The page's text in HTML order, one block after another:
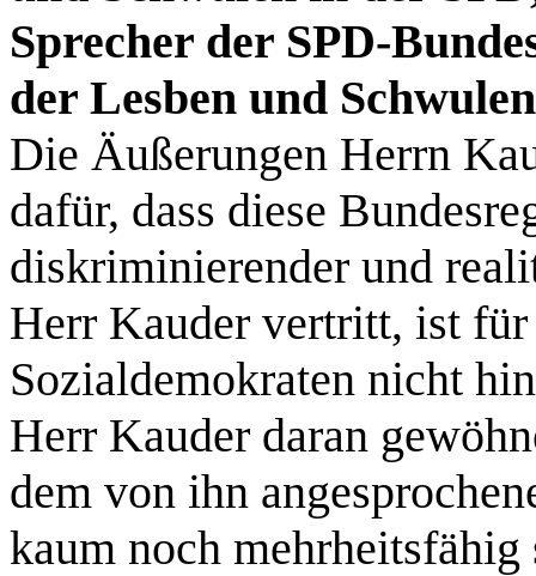
Sprecher der SPD-
der Lesben und
Die Äußerungen Herrn
dafür, dass diese
diskriminierender und
Herr Kauder vertritt, ist
Sozialdemokraten nicht
Herr Kauder daran
dem von ihn
kaum noch